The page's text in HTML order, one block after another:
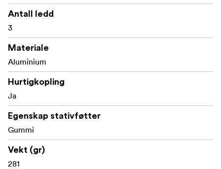
Antall ledd
3
Materiale
Aluminium
Hurtigkopling
Ja
Egenskap stativføtter
Gummi
Vekt (gr)
281